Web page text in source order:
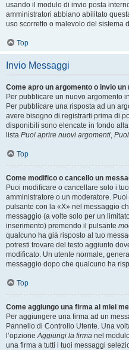
usando il modulo di invio posta
amministratori abbiano abilitato
uso scorretto o malevolo del sistema
Top
Invio Messaggi
Come apro un argomento o invio
Per pubblicare un nuovo argomento
Per pubblicare una risposta ad un
avere bisogno di registrarti prima di
disponibili sono elencate in fondo
lista Puoi aprire nuovi argomenti,
Top
Come modifico o cancello un
Puoi modificare o cancellare solo i
amministratore o un moderatore.
pulsante con la «X» nel messaggio
messaggio (a volte solo per un
inserimento) premendo il pulsante
qualcuno ha già risposto al tuo
potresti trovare del testo aggiunto
modificato. Un utente normale,
messaggio dopo che qualcuno ha
Top
Come aggiungo una firma ai miei
Per aggiungere una firma ad un
Pannello di Controllo Utente. Una
l’opzioneAggiungi la firma nel
una firma a tutti i tuoi messaggi